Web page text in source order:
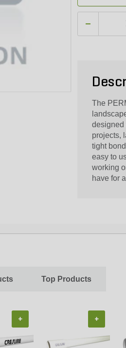
The
designed
projects,
tight
easy to
working
have for
Top Products
+ +